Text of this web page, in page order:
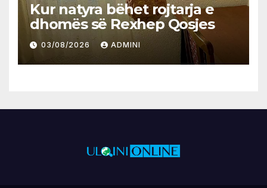
Kur natyra bëhet rojtarja e
dhomës së Rexhep Qosjes
03/08/2026 ADMINI